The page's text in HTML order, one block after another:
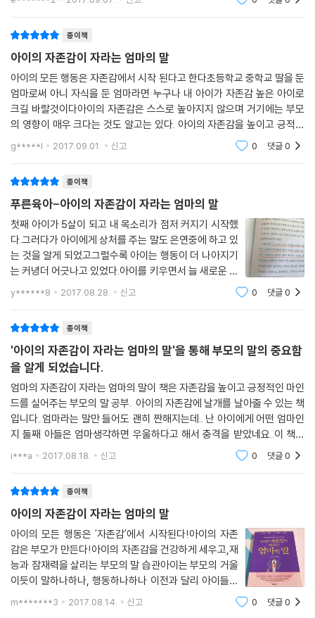
는 장이다. 아이는 존재 자체만으로도 부모에게 행복이자 사랑인데, 많은
부모들이 아이의 마음에 공감하지 못하고 다그친다. 아이는 부모와 생각을
교환하는 것에 머물지 않고 마음을 공유하고 싶어 한다는 것을 기억하자.
PART 8 마음을 활짝 열고 대화하는 아이로 키우는 소통의 말에서는 부모
와 아이 사이에 대화가 끊기지 않기 위해서 어떻게 해야 하는지 다루는 한
편, 부모가 아이에게 무엇을 하라고 끊임없이 요구할 게 아니라, 아이가 무
엇을 요구할 때 부모가 들어줄 때 갈등이 생기지 않는다고 말한다. 또한 부
강조한다.
종이책
아이의 자존감이 자라는 엄마의 말
아이의 모든 행동은 자존감에서 시작 된다고 한다초등학교 중학교 딸을 둔
엄마로써 아니 자식을 둔 엄마라면 누구나 내 아이가 자존감 높은 아이로
크길 바랄것이다아이의 자존감은 스스로 높아지지 않으며 거기에는 부모
의 영향이 매우 크다는 것도 알고는 있다. 아이의 자존감을 높이고 긍적적
인 마인드를 심어주기 위한 부모의 말 공부알고는 있지만 어떤식으로 어떻
게 대화해야하는
g*****l 2017.09.01. 신고 0 댓글0
종이책
푸른육아-아이의 자존감이 자라는 엄마의 말
첫째 아이가 5살이 되고 내 목소리가 점저 커지기 시작했
다.그러다가 아이에게 상처를 주는 말도 은연중에 하고 있
는 것을 알게 되었고그럴수록 아이는 행동이 더 나아지기
는 커녕더 어긋나고 있었다.아이를 키우면서 늘 새로운 문
제에 부딪히고아이에게는 중요한 시기에 부모가 어떻게
해 주느냐가 아이에게 큰 영향을 끼치기 때문에좋은 육아
y******8 2017.08.28. 신고 0 댓글0
종이책
'아이의 자존감이 자라는 엄마의 말'을 통해 부모의 말의 중요함
을 알게 되었습니다.
엄마의 자존감이 자라는 엄마의 말이 책은 자존감을 높이고 긍정적인 마인
드를 실어주는 부모의 말 공부. 아이의 자존감에 날개를 날아줄 수 있는 책
입니다..엄마라는 말만 들어도 괜히 짠해지는데.. 난 아이에게 어떤 엄마인
지 둘째 아들은 엄마생각하면 우울하다고 해서 충격을 받았네요..이 책의
프롤로그에서는 자존감을 살리는 엄마의 말이 아이의 미래를 바꾼다고 합
i***a 2017.08.18. 신고 0 댓글0
종이책
아이의 자존감이 자라는 엄마의 말
아이의 모든 행동은 '자존감'에서 시작된다!아이의 자존
감은 부모가 만든다!아이의 자존감을 건강하게 세우고,재
능과 잠재력을 살리는 부모의 말 습관아이는 부모의 거울
이듯이 말하나하나, 행동하나하나 이전과 달리 아이들이
성장하면서 더욱 조심스럽게 되는 것 같다.아이들이 미취
m*******3 2017.08.14. 신고 0 댓글0